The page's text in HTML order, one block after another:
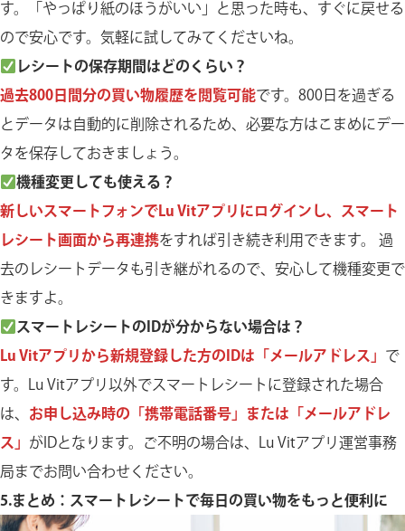
す。「やっぱり紙のほうがいい」と思った時も、すぐに戻せる
ので安心です。気軽に試してみてくださいね。
レシートの保存期間はどのくらい？
過去800日間分の買い物履歴を閲覧可能です。800日を過ぎる
とデータは自動的に削除されるため、必要な方はこまめにデー
タを保存しておきましょう。
機種変更しても使える？
新しいスマートフォンでLu Vitアプリにログインし、スマート
レシート画面から再連携をすれば引き続き利用できます。 過
去のレシートデータも引き継がれるので、安心して機種変更で
きますよ。
スマートレシートのIDが分からない場合は？
Lu Vitアプリから新規登録した方のIDは「メールアドレス」 で
す。Lu Vitアプリ以外でスマートレシートに登録された場合
は、 お申し込み時の「携帯電話番号」または「メールアドレ
ス」 がIDとなります。ご不明の場合は、Lu Vitアプリ運営事務
局までお問い合わせください。
5.まとめ：スマートレシートで毎日の買い物をもっと便利に